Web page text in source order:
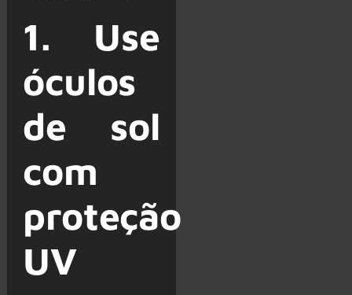
1. Use
óculos
de sol
com
proteção
UV